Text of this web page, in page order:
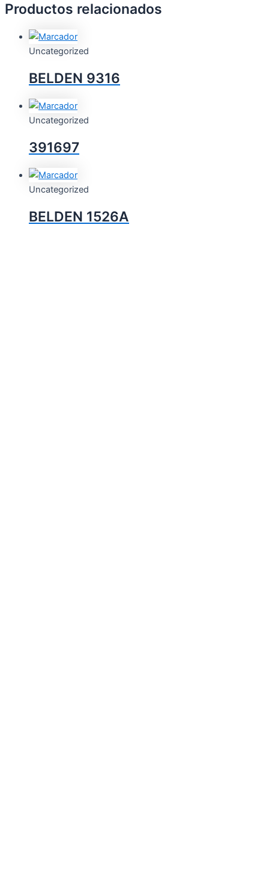
Productos relacionados
Uncategorized
BELDEN 9316
Uncategorized
391697
Uncategorized
BELDEN 1526A